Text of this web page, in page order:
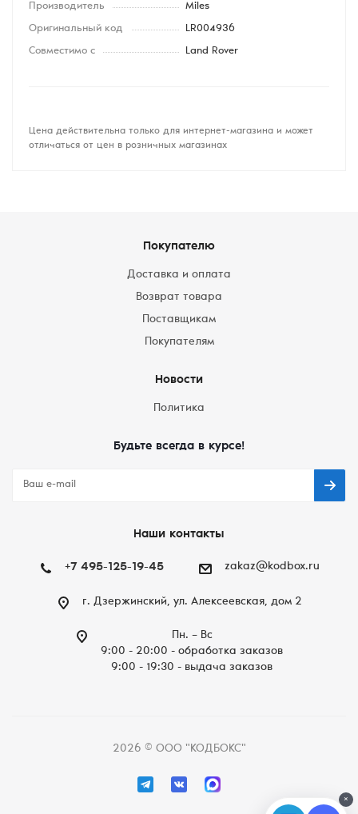
Производитель Miles
Оригинальный код LR004936
Совместимо с Land Rover
Цена действительна только для интернет-магазина и может
отличаться от цен в розничных магазинах
Покупателю
Доставка и оплата
Возврат товара
Поставщикам
Покупателям
Новости
Политика
Будьте всегда в курсе!
Наши контакты
+7 495-125-19-45 zakaz@kodbox.ru
г. Дзержинский, ул. Алексеевская, дом 2
Пн. – Вc
9:00 - 20:00 - обработка заказов
9:00 - 19:30 - выдача заказов
2026 © ООО "КОДБОКС"
×